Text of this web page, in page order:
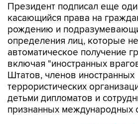
Президент подписал еще
касающийся права на
рождению и
определения лиц, которые
автоматическое получение
включая "иностранных
Штатов, членов иностранных
террористических
детьми дипломатов и
признанных международных